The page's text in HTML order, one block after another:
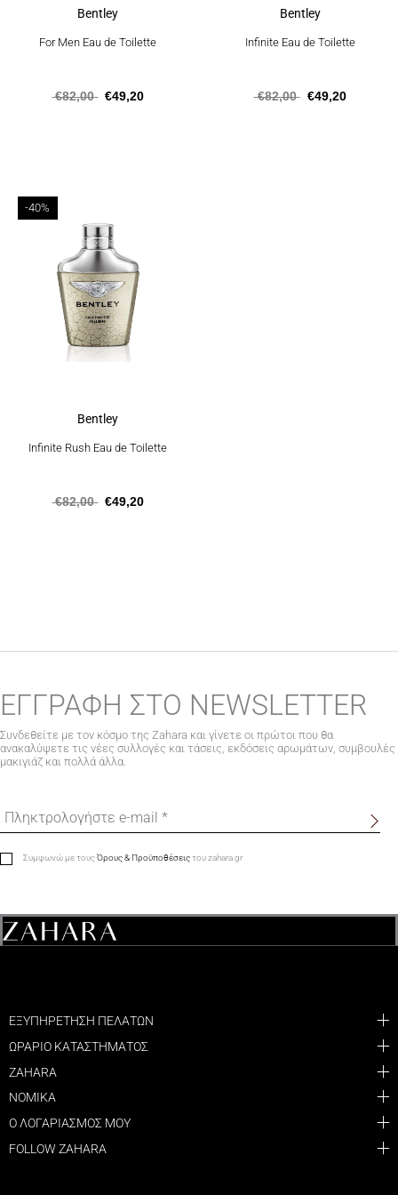
Bentley
For Men Eau de Toilette
€82,00 €49,20
Bentley
Infinite Eau de Toilette
€82,00 €49,20
-40%
Bentley
Infinite Rush Eau de Toilette
€82,00 €49,20
προϊόν
έχει
πολλαπλές
παραλλαγές.
Οι
επιλογές
μπορούν
να
επιλεγούν
στη
σελίδα
ΕΓΓΡΑΦΗ ΣΤΟ NEWSLETTER
Συνδεθείτε με τον κόσμο της Zahara και γίνετε οι πρώτοι που θα
ανακαλύψετε τις νέες συλλογές και τάσεις, εκδόσεις αρωμάτων, συμβουλές
μακιγιάζ και πολλά άλλα.
Συμφωνώ με τουςΌρους & Προϋποθέσειςτου zahara.gr
ΕΞΥΠΗΡΕΤΗΣΗ ΠΕΛΑΤΩΝ
ΩΡΑΡΙΟ ΚΑΤΑΣΤΗΜΑΤΟΣ
ZAHARA
ΝΟΜΙΚΑ
Ο ΛΟΓΑΡΙΑΣΜΟΣ ΜΟΥ
FOLLOW ZAHARA